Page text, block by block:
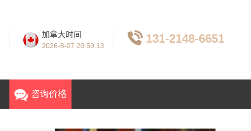
加拿大时间
2026-8-07 20:59:14
131-2148-6651
咨询价格